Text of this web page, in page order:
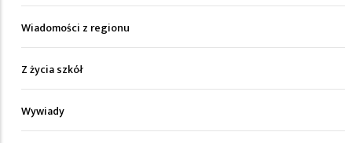
Wiadomości z regionu
Z życia szkół
Wywiady